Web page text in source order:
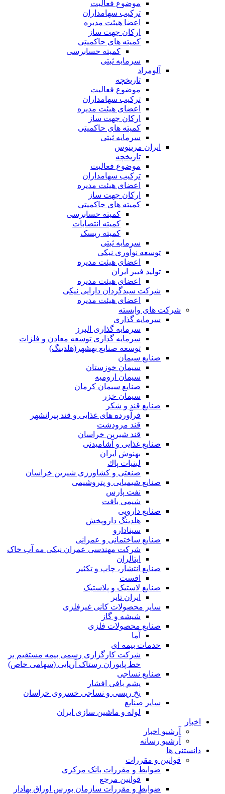
موضوع فعالیت
ترکیب سهامداران
اعضا هیئت مدیره
ارکان جهت ساز
کمیته های حاکمیتی
کمیته حسابرسی
سرمایه ثبتی
آلومراد
تاریخچه
موضوع فعالیت
ترکیب سهامداران
اعضای هیئت مدیره
ارکان جهت ساز
کمیته های حاکمیتی
سرمایه ثبتی
ایران مرینوس
تاریخچه
موضوع فعالیت
ترکیب سهامداران
اعضای هیئت مدیره
ارکان جهت ساز
کمیته های حاکمیتی
کمیته حسابرسی
کمیته انتصابات
کمیته ریسک
سرمایه ثبتی
توسعه نوآوری نیکی
اعضای هیئت مدیره
تولید فیبر ایران
اعضای هیئت مدیره
شرکت سبدگردان دارایی نیکی
اعضای هیئت مدیره
شرکت های وابسته
سرمایه گذاری
سرمایه گذاری البرز
سرمایه گذاری توسعه معادن و فلزات
توسعه‌ صنایع‌ بهشهر(هلدینگ)
صنایع سیمان
سیمان خوزستان
سیمان ارومیه
صنایع سیمان کرمان
سیمان خزر
صنایع قند و شکر
فرآورده های غذایی و قند پیرانشهر
قند مرودشت
قند شیرین خراسان
صنایع غذايی و آشاميدنی
بهنوش ایران
لبنيات پاك
صنعتی و کشاورزی شیرین خراسان
صنایع شیمیایی و پتروشیمی
نفت پارس
شیمی بافت
صنایع دارویی
هلدینگ داروپخش
سینادارو
صنایع ساختمانی و عمرانی
شرکت مهندسی عمران نیکی مه آب خاک
ایتالران
صنایع انتشار، چاپ و تکثير
افست
صنایع لاستیک و پلاستیک
ایران تایر
ساير محصولات كانی غيرفلزی
شیشه و گاز
صنایع محصولات فلزی
آما
خدمات بیمه ای
شرکت کارگزاری رسمی بیمه مستقیم بر
خط پایوران رستاک آریایی (سهامی خاص)
صنایع نساجی
پشم بافی افشار
نخ ریسی و نساجی خسروی خراسان
سایر صنایع
لوله و ماشین سازی ایران
اخبار
آرشیو اخبار
آرشیو رسانه
دانستنی ها
قوانین و مقررات
ضوابط و مقررات بانک مرکزی
قوانين مرجع
ضوابط و مقررات سازمان بورس اوراق بهادار